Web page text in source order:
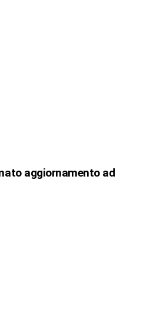
aggiornamento ad